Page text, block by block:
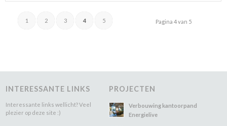
Pagina 4 van 5
1 2 3 4 5
INTERESSANTE LINKS
Interessante links wellicht? Veel
plezier op deze site :)
PROJECTEN
Verbouwing kantoorpand
Energielive